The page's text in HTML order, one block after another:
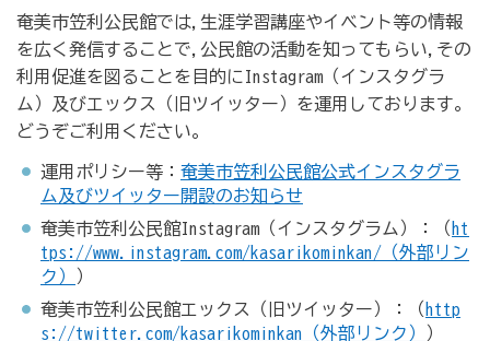
奄美市笠利公民館では,生涯学習講座やイベント等の情報
を広く発信することで,公民館の活動を知ってもらい,その
利用促進を図ることを目的にInstagram（インスタグラ
ム）及びエックス（旧ツイッター）を運用しております。
どうぞご利用ください。
運用ポリシー等： 奄美市笠利公民館公式インスタグラ
ム及びツイッター開設のお知らせ
奄美市笠利公民館Instagram（インスタグラム）：（ ht
tps://www.instagram.com/kasarikominkan/（外部リン
ク）
）
奄美市笠利公民館エックス（旧ツイッター）：（ http
s://twitter.com/kasarikominkan（外部リンク）
）